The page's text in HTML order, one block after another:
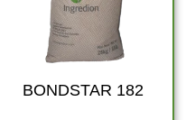
BONDSTAR 182